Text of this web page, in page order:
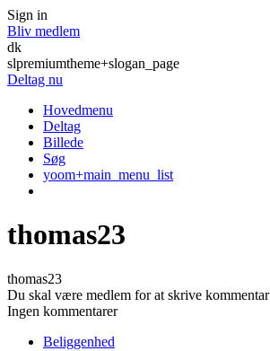
Sign in
Bliv medlem
dk
slpremiumtheme+slogan_page
Deltag nu
Hovedmenu
Deltag
Billede
Søg
yoom+main_menu_list
thomas23
thomas23
Du skal være medlem for at skrive kommentar
Ingen kommentarer
Beliggenhed